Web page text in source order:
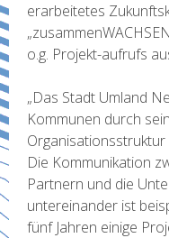
erarbeitetes
o.g. Projekt-aufrufs
„Das Stadt Umland
Kommunen durch
Die Kommunikation
Partnern und die
untereinander ist
fünf Jahren einige